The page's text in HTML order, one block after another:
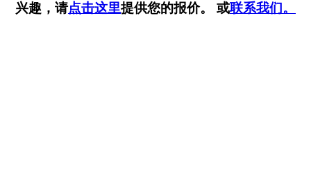
兴趣，请点击这里提供您的报价。 或联系我们。